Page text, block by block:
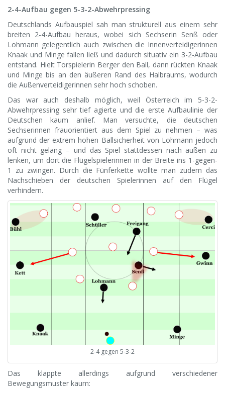
2-4-Aufbau gegen 5-3-2-Abwehrpressing
Deutschlands Aufbauspiel sah man strukturell aus einem sehr
breiten 2-4-Aufbau heraus, wobei sich Sechserin Senß oder
Lohmann gelegentlich auch zwischen die Innenverteidigerinnen
Knaak und Minge fallen ließ und dadurch situativ ein 3-2-Aufbau
entstand. Hielt Torspielerin Berger den Ball, dann rückten Knaak
und Minge bis an den äußeren Rand des Halbraums, wodurch
die Außenverteidigerinnen sehr hoch schoben.
Das war auch deshalb möglich, weil Österreich im 5-3-2-
Abwehrpressing sehr tief agierte und die erste Aufbaulinie der
Deutschen kaum anlief. Man versuchte, die deutschen
Sechserinnen frauorientiert aus dem Spiel zu nehmen – was
aufgrund der extrem hohen Ballsicherheit von Lohmann jedoch
oft nicht gelang – und das Spiel stattdessen nach außen zu
lenken, um dort die Flügelspielerinnen in der Breite ins 1-gegen-
1 zu zwingen. Durch die Fünferkette wollte man zudem das
Nachschieben der deutschen Spielerinnen auf den Flügel
verhindern.
2-4 gegen 5-3-2
Das klappte allerdings aufgrund verschiedener
Bewegungsmuster kaum: